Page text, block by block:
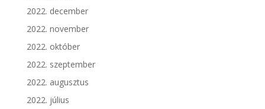
2022. december
2022. november
2022. október
2022. szeptember
2022. augusztus
2022. július